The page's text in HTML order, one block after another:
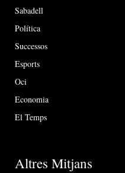
Sabadell
Política
Successos
Esports
Oci
Economia
El Temps
Altres Mitjans